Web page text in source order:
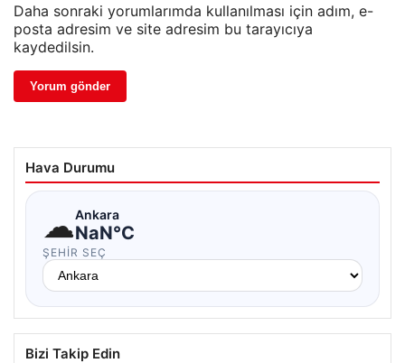
Daha sonraki yorumlarımda kullanılması için adım, e-
posta adresim ve site adresim bu tarayıcıya
kaydedilsin.
Hava Durumu
☁Ankara
NaN°C
ŞEHIR SEÇ
Bizi Takip Edin